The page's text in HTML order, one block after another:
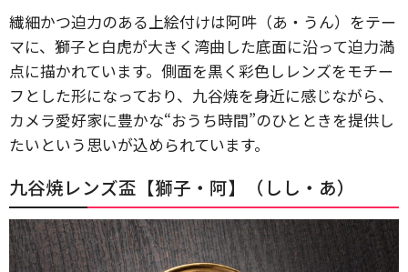
繊細かつ迫力のある上絵付けは阿吽（あ・うん）をテー
マに、獅子と白虎が大きく湾曲した底面に沿って迫力満
点に描かれています。側面を黒く彩色しレンズをモチー
フとした形になっており、九谷焼を身近に感じながら、
カメラ愛好家に豊かな“おうち時間”のひとときを提供し
たいという思いが込められています。
九谷焼レンズ盃【獅子・阿】（しし・あ）